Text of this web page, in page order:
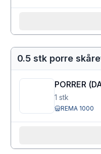
0.5 stk porre
PORRER (
1 stk
REMA 1000